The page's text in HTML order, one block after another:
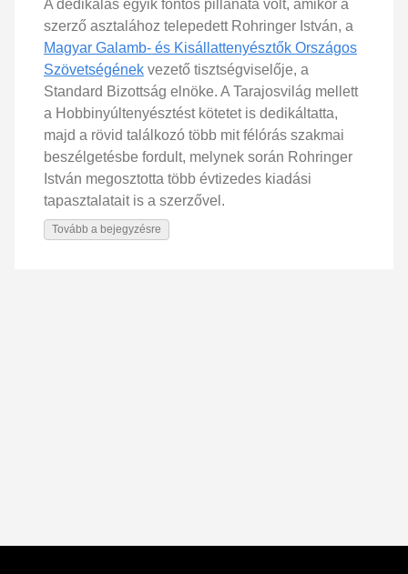
A dedikálás egyik fontos pillanata volt, amikor a
szerző asztalához telepedett Rohringer István, a
Magyar Galamb- és Kisállattenyésztők Országos
Szövetségének vezető tisztségviselője, a
Standard Bizottság elnöke. A Tarajosvilág mellett
a Hobbinyúltenyésztést kötetet is dedikáltatta,
majd a rövid találkozó több mit félórás szakmai
beszélgetésbe fordult, melynek során Rohringer
István megosztotta több évtizedes kiadási
tapasztalatait is a szerzővel.
Tovább a bejegyzésre